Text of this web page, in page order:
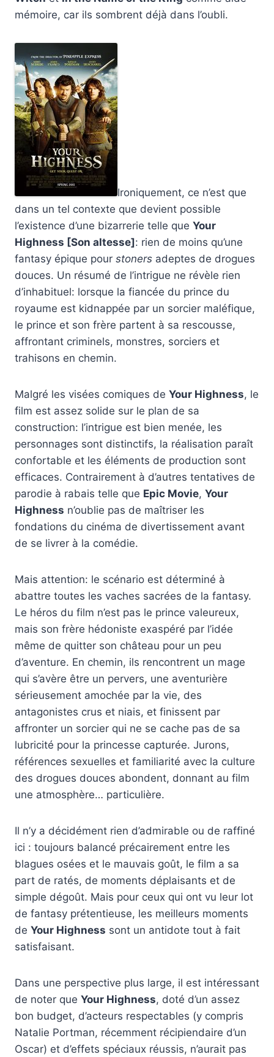
mémoire, car ils sombrent déjà dans l’oubli.
Ironiquement, ce n’est que
dans un tel contexte que devient possible
l’existence d’une bizarrerie telle que Your
Highness [Son altesse]: rien de moins qu’une
fantasy épique pour stoners adeptes de drogues
douces. Un résumé de l’intrigue ne révèle rien
d’inhabituel: lorsque la fiancée du prince du
royaume est kidnappée par un sorcier maléfique,
le prince et son frère partent à sa rescousse,
affrontant criminels, monstres, sorciers et
trahisons en chemin.
Malgré les visées comiques de Your Highness, le
film est assez solide sur le plan de sa
construction: l’intrigue est bien menée, les
personnages sont distinctifs, la réalisation paraît
confortable et les éléments de production sont
efficaces. Contrairement à d’autres tentatives de
parodie à rabais telle que Epic Movie, Your
Highness n’oublie pas de maîtriser les
fondations du cinéma de divertissement avant
de se livrer à la comédie.
Mais attention: le scénario est déterminé à
abattre toutes les vaches sacrées de la fantasy.
Le héros du film n’est pas le prince valeureux,
mais son frère hédoniste exaspéré par l’idée
même de quitter son château pour un peu
d’aventure. En chemin, ils rencontrent un mage
qui s’avère être un pervers, une aventurière
sérieusement amochée par la vie, des
antagonistes crus et niais, et finissent par
affronter un sorcier qui ne se cache pas de sa
lubricité pour la princesse capturée. Jurons,
références sexuelles et familiarité avec la culture
des drogues douces abondent, donnant au film
une atmosphère… particulière.
Il n’y a décidément rien d’admirable ou de raffiné
ici : toujours balancé précairement entre les
blagues osées et le mauvais goût, le film a sa
part de ratés, de moments déplaisants et de
simple dégoût. Mais pour ceux qui ont vu leur lot
de fantasy prétentieuse, les meilleurs moments
de Your Highness sont un antidote tout à fait
satisfaisant.
Dans une perspective plus large, il est intéressant
de noter que Your Highness, doté d’un assez
bon budget, d’acteurs respectables (y compris
Natalie Portman, récemment récipiendaire d’un
Oscar) et d’effets spéciaux réussis, n’aurait pas